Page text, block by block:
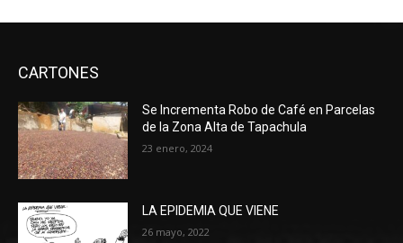
CARTONES
Se Incrementa Robo de Café en Parcelas
de la Zona Alta de Tapachula
23 enero, 2024
LA EPIDEMIA QUE VIENE
26 mayo, 2022